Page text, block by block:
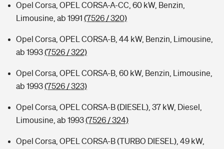
Opel Corsa, OPEL CORSA-A-CC, 60 kW, Benzin,
Limousine, ab 1991 (7526 / 320)
Opel Corsa, OPEL CORSA-B, 44 kW, Benzin, Limousine,
ab 1993(7526 / 322)
Opel Corsa, OPEL CORSA-B, 60 kW, Benzin, Limousine,
ab 1993(7526 / 323)
Opel Corsa, OPEL CORSA-B (DIESEL), 37 kW, Diesel,
Limousine, ab 1993(7526 / 324)
Opel Corsa, OPEL CORSA-B (TURBO DIESEL), 49 kW,